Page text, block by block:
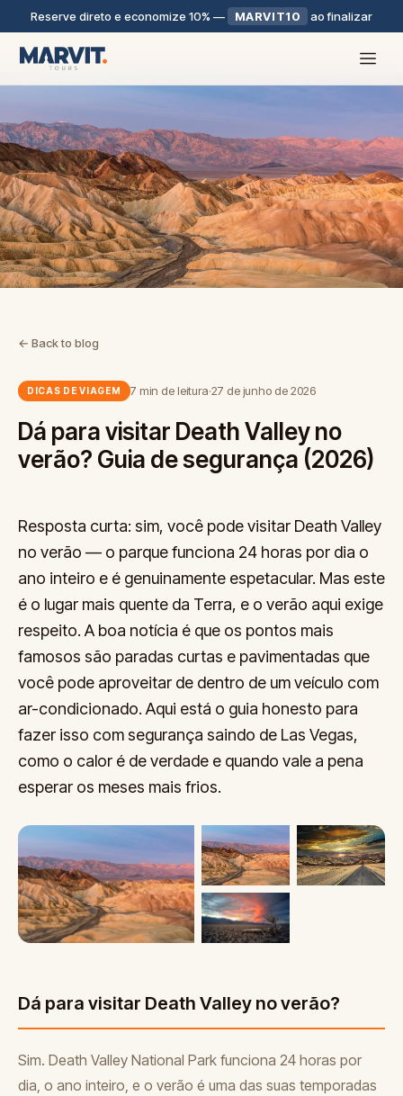
Reserve direto e economize 10% — MARVIT10 ao finalizar
← Back to blog
DICAS DE VIAGEM 7 min de leitura·27 de junho de 2026
Dá para visitar Death Valley no
verão? Guia de segurança (2026)
Resposta curta: sim, você pode visitar Death Valley
no verão — o parque funciona 24 horas por dia o
ano inteiro e é genuinamente espetacular. Mas este
é o lugar mais quente da Terra, e o verão aqui exige
respeito. A boa notícia é que os pontos mais
famosos são paradas curtas e pavimentadas que
você pode aproveitar de dentro de um veículo com
ar-condicionado. Aqui está o guia honesto para
fazer isso com segurança saindo de Las Vegas,
como o calor é de verdade e quando vale a pena
esperar os meses mais frios.
Dá para visitar Death Valley no verão?
Sim. Death Valley National Park funciona 24 horas por
dia, o ano inteiro, e o verão é uma das suas temporadas